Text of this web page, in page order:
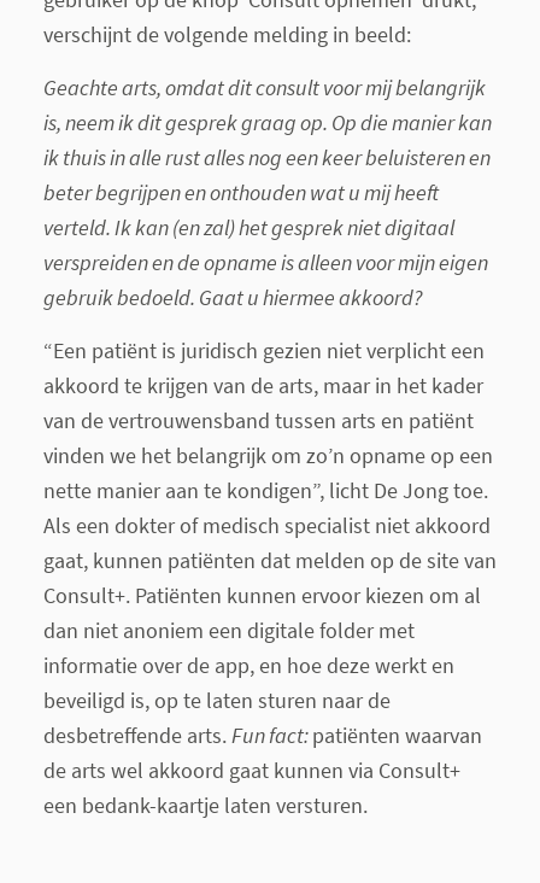
verschijnt de volgende melding in beeld:
Geachte arts, omdat dit consult voor mij belangrijk
is, neem ik dit gesprek graag op. Op die manier kan
ik thuis in alle rust alles nog een keer beluisteren en
beter begrijpen en onthouden wat u mij heeft
verteld. Ik kan (en zal) het gesprek niet digitaal
verspreiden en de opname is alleen voor mijn eigen
gebruik bedoeld. Gaat u hiermee akkoord?
“Een patiënt is juridisch gezien niet verplicht een
akkoord te krijgen van de arts, maar in het kader
van de vertrouwensband tussen arts en patiënt
vinden we het belangrijk om zo’n opname op een
nette manier aan te kondigen”, licht De Jong toe.
Als een dokter of medisch specialist niet akkoord
gaat, kunnen patiënten dat melden op de site van
Consult+. Patiënten kunnen ervoor kiezen om al
dan niet anoniem een digitale folder met
informatie over de app, en hoe deze werkt en
beveiligd is, op te laten sturen naar de
desbetreffende arts.Fun fact:patiënten waarvan
de arts wel akkoord gaat kunnen via Consult+
een bedank-kaartje laten versturen.